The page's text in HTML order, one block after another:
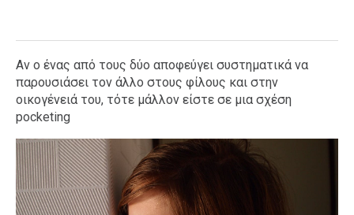
Αν ο ένας από τους δύο αποφεύγει συστηματικά να
παρουσιάσει τον άλλο στους φίλους και στην
οικογένειά του, τότε μάλλον είστε σε μια σχέση
pocketing